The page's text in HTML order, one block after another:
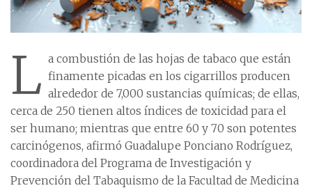
L a combustión de las hojas de tabaco que están
finamente picadas en los cigarrillos producen
alrededor de 7,000 sustancias químicas; de ellas,
cerca de 250 tienen altos índices de toxicidad para el
ser humano; mientras que entre 60 y 70 son potentes
carcinógenos, afirmó Guadalupe Ponciano Rodríguez,
coordinadora del Programa de Investigación y
Prevención del Tabaquismo de la Facultad de Medicina